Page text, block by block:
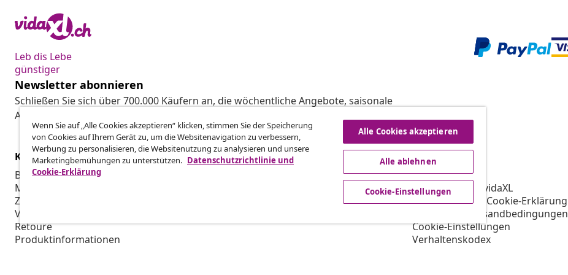
Leb dis Lebe
günstiger
Newsletter abonnieren
Schließen Sie sich über 700.000 Käufern an, die wöchentliche Angebote, saisonale
Aktionen und Neuheiten von vidaXL erhalten.
Kundenservice
Bestellung verfolgen
Mein Konto
Zahlung
Versand & Lieferung
Retoure
Produktinformationen
Business
vidaXL
Über vidaXL
AGB Verkäufer vidaXL
Datenschutz- & Cookie-Erklärung
Priorisierte Versandbedingungen
Cookie-Einstellungen
Verhaltenskodex
Wenn Sie auf „Alle Cookies akzeptieren“ klicken, stimmen Sie der Speicherung
von Cookies auf Ihrem Gerät zu, um die Websitenavigation zu verbessern,
Werbung zu personalisieren, die Websitenutzung zu analysieren und unsere
Marketingbemühungen zu unterstützen. Datenschutzrichtlinie und
Cookie-Erklärung
Alle Cookies akzeptieren
Alle ablehnen
Cookie-Einstellungen